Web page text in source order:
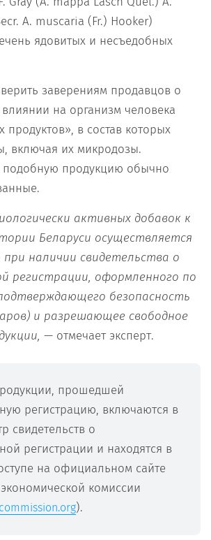
A. muscaria (Fr.) Hooker)
ядовитых и несъедобных
верить заверениям продавцов о
на организм человека
в состав которых
включая их микродозы.
подобную продукцию обычно
активных добавок к
Беларуси осуществляется
наличии свидетельства о
регистрации, оформленного по
безопасность
и разрешающее свободное
— отмечает эксперт.
прошедшей
регистрацию, включаются в
свидетельств о
регистрации и находятся в
на официальном сайте
комиссии
).